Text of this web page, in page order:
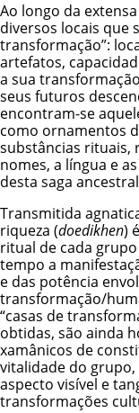
Ao longo da
diversos locais que
transformação”:
artefatos,
a sua
seus futuros
encontram-se
como ornamentos
substâncias rituais,
nomes, a língua e
desta saga
Transmitida
riqueza (doedikhen)
ritual de cada
tempo a
e das potência
transformação/
“casas de
obtidas, são ainda
xamânicos de
vitalidade do
aspecto visível e
transformações